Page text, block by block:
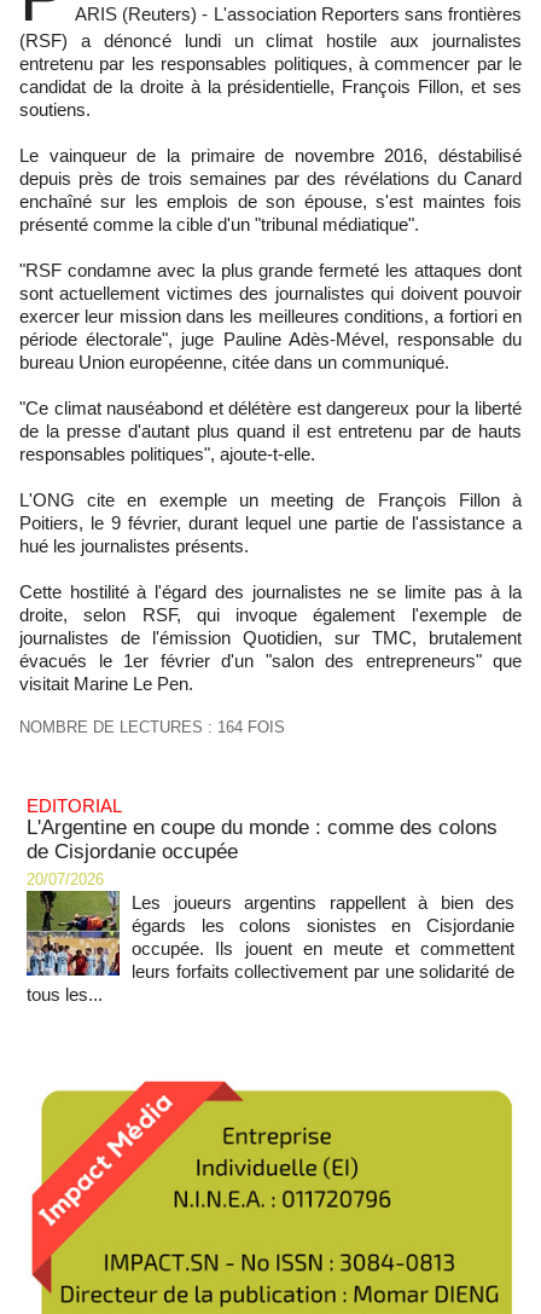
ARIS (Reuters) - L'association Reporters sans frontières
(RSF) a dénoncé lundi un climat hostile aux journalistes
entretenu par les responsables politiques, à commencer par le
candidat de la droite à la présidentielle, François Fillon, et ses
soutiens.
Le vainqueur de la primaire de novembre 2016, déstabilisé
depuis près de trois semaines par des révélations du Canard
enchaîné sur les emplois de son épouse, s'est maintes fois
présenté comme la cible d'un "tribunal médiatique".
"RSF condamne avec la plus grande fermeté les attaques dont
sont actuellement victimes des journalistes qui doivent pouvoir
exercer leur mission dans les meilleures conditions, a fortiori en
période électorale", juge Pauline Adès-Mével, responsable du
bureau Union européenne, citée dans un communiqué.
"Ce climat nauséabond et délétère est dangereux pour la liberté
de la presse d'autant plus quand il est entretenu par de hauts
responsables politiques", ajoute-t-elle.
L'ONG cite en exemple un meeting de François Fillon à
Poitiers, le 9 février, durant lequel une partie de l'assistance a
hué les journalistes présents.
Cette hostilité à l'égard des journalistes ne se limite pas à la
droite, selon RSF, qui invoque également l'exemple de
journalistes de l'émission Quotidien, sur TMC, brutalement
évacués le 1er février d'un "salon des entrepreneurs" que
visitait Marine Le Pen.
NOMBRE DE LECTURES : 164 FOIS
EDITORIAL
L'Argentine en coupe du monde : comme des colons
de Cisjordanie occupée
20/07/2026
Les joueurs argentins rappellent à bien des
égards les colons sionistes en Cisjordanie
occupée. Ils jouent en meute et commettent
leurs forfaits collectivement par une solidarité de
tous les...